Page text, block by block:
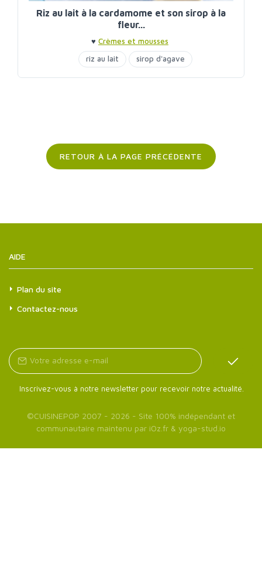
Riz au lait à la cardamome et son sirop à la
fleur...
♥ Crèmes et mousses
riz au lait
sirop d'agave
RETOUR À LA PAGE PRÉCÉDENTE
AIDE
Plan du site
Contactez-nous
Inscrivez-vous à notre newsletter pour recevoir notre actualité.
©CUISINEPOP 2007 - 2026 - Site 100% indépendant et
communautaire maintenu par iOz.fr & yoga-stud.io